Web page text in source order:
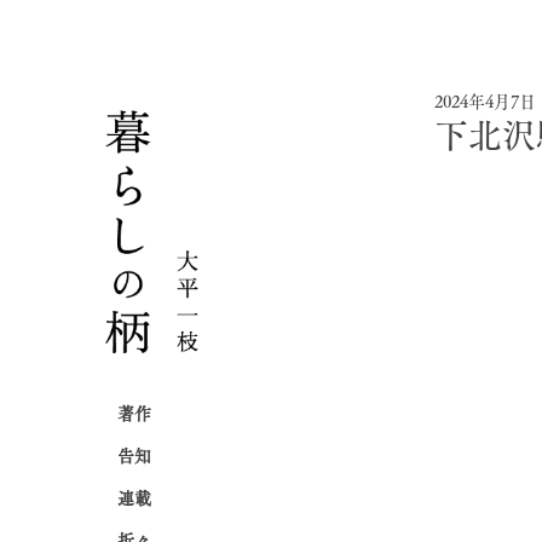
下北
2024年4月7日
著作
告知
連載